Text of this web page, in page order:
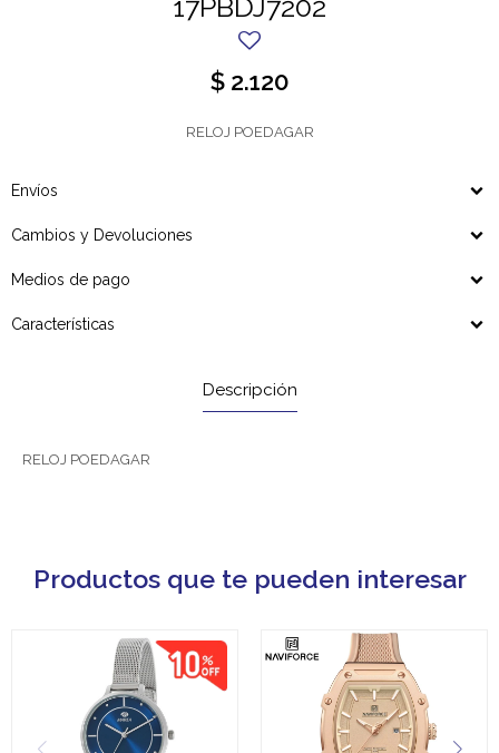
17PBDJ7202
$ 2.120
RELOJ POEDAGAR
Envíos
Cambios y Devoluciones
Medios de pago
Características
Descripción
RELOJ POEDAGAR
Productos que te pueden interesar